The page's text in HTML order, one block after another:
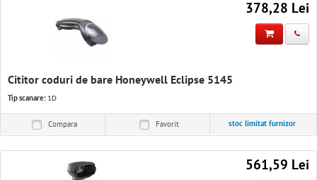
378,28 Lei
Cititor coduri de bare Honeywell Eclipse 5145
Tip scanare: 1D
Compara Favorit stoc limitat furnizor
561,59 Lei